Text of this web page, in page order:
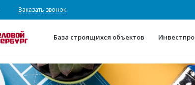
Заказать звонок
База строящихся объектов